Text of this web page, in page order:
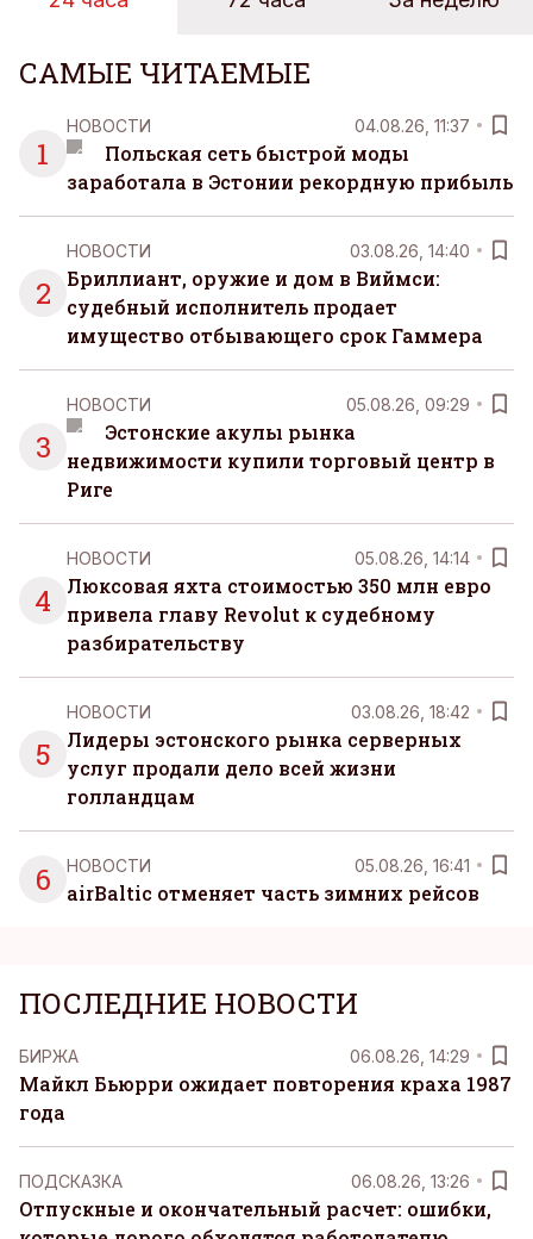
САМЫЕ ЧИТАЕМЫЕ
1
НОВОСТИ 04.08.26, 11:37
Польская сеть быстрой моды
заработала в Эстонии рекордную прибыль
2
НОВОСТИ 03.08.26, 14:40
Бриллиант, оружие и дом в Виймси:
судебный исполнитель продает
имущество отбывающего срок Гаммера
3
НОВОСТИ 05.08.26, 09:29
Эстонские акулы рынка
недвижимости купили торговый центр в
Риге
4
НОВОСТИ 05.08.26, 14:14
Люксовая яхта стоимостью 350 млн евро
привела главу Revolut к судебному
разбирательству
5
НОВОСТИ 03.08.26, 18:42
Лидеры эстонского рынка серверных
услуг продали дело всей жизни
голландцам
6 НОВОСТИ 05.08.26, 16:41
airBaltic отменяет часть зимних рейсов
ПОСЛЕДНИЕ НОВОСТИ
БИРЖА 06.08.26, 14:29
Майкл Бьюрри ожидает повторения краха 1987
года
ПОДСКАЗКА 06.08.26, 13:26
Отпускные и окончательный расчет: ошибки,